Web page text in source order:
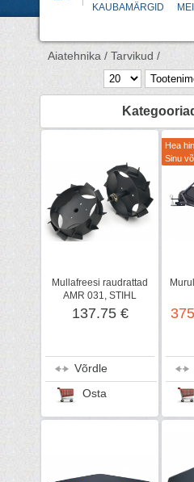
KAUBAMÄRGID
Aiatehnika / Tarvikud /
Mullafreesi raudrattad
AMR 031, STIHL
137.75 €
Võrdle
Osta
Hea
Sinu